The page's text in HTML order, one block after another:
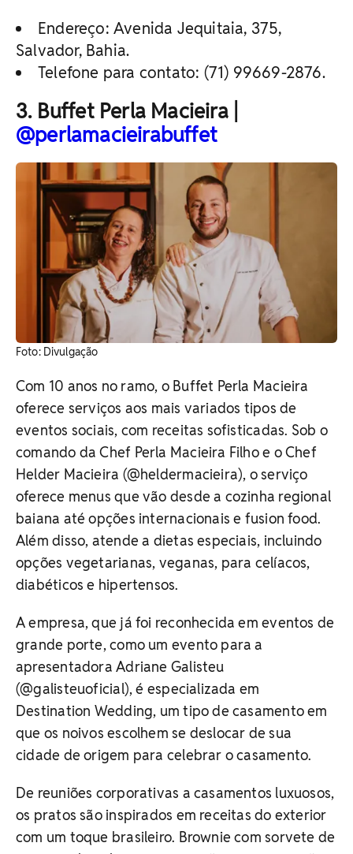
Endereço: Avenida Jequitaia, 375,
Salvador, Bahia.
Telefone para contato: (71) 99669-2876.
3. Buffet Perla Macieira |
@perlamacieirabuffet
​Foto: Divulgação
Com 10 anos no ramo, o Buffet Perla Macieira
oferece serviços aos mais variados tipos de
eventos sociais, com receitas sofisticadas. Sob o
comando da Chef Perla Macieira Filho e o Chef
Helder Macieira (@heldermacieira), o serviço
oferece menus que vão desde a cozinha regional
baiana até opções internacionais e fusion food.
Além disso, atende a dietas especiais, incluindo
opções vegetarianas, veganas, para celíacos,
diabéticos e hipertensos.
A empresa, que já foi reconhecida em eventos de
grande porte, como um evento para a
apresentadora Adriane Galisteu
(@galisteuoficial), é especializada em
Destination Wedding, um tipo de casamento em
que os noivos escolhem se deslocar de sua
cidade de origem para celebrar o casamento.
De reuniões corporativas a casamentos luxuosos,
os pratos são inspirados em receitas do exterior
com um toque brasileiro. Brownie com sorvete de